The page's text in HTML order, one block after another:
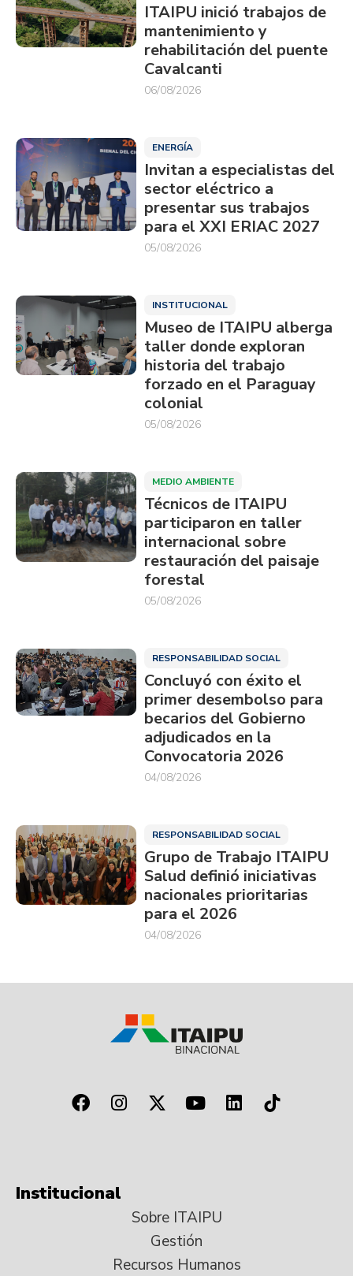
ITAIPU inició trabajos de
mantenimiento y
rehabilitación del puente
Cavalcanti
06/08/2026
ENERGÍA
Invitan a especialistas del
sector eléctrico a
presentar sus trabajos
para el XXI ERIAC 2027
05/08/2026
INSTITUCIONAL
Museo de ITAIPU alberga
taller donde exploran
historia del trabajo
forzado en el Paraguay
colonial
05/08/2026
MEDIO AMBIENTE
Técnicos de ITAIPU
participaron en taller
internacional sobre
restauración del paisaje
forestal
05/08/2026
RESPONSABILIDAD SOCIAL
Concluyó con éxito el
primer desembolso para
becarios del Gobierno
adjudicados en la
Convocatoria 2026
04/08/2026
RESPONSABILIDAD SOCIAL
Grupo de Trabajo ITAIPU
Salud definió iniciativas
nacionales prioritarias
para el 2026
04/08/2026
Institucional
Sobre ITAIPU
Gestión
Recursos Humanos